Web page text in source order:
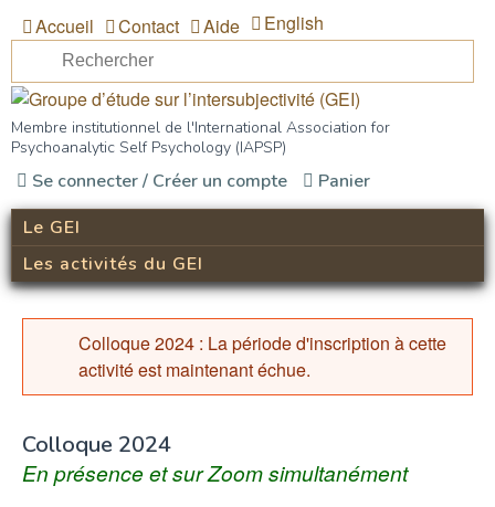
Groupe d’étude sur
l’intersubjectivité (GEI)
Membre institutionnel de l'International Association for
Psychoanalytic Self Psychology (IAPSP)
Formulaire de recherche
Accueil Contact Aide English
Se connecter / Créer un compte
Panier
Le GEI
Les activités du GEI
Message d'erreur
Colloque 2024 : La période d'inscription à cette
activité est maintenant échue.
Colloque 2024
En présence et sur Zoom simultanément